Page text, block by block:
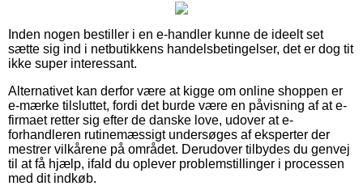
Inden nogen bestiller i en e-handler kunne de ideelt set
sætte sig ind i netbutikkens handelsbetingelser, det er dog tit
ikke super interessant.
Alternativet kan derfor være at kigge om online shoppen er
e-mærke tilsluttet, fordi det burde være en påvisning af at e-
firmaet retter sig efter de danske love, udover at e-
forhandleren rutinemæssigt undersøges af eksperter der
mestrer vilkårene på området. Derudover tilbydes du genvej
til at få hjælp, ifald du oplever problemstillinger i processen
med dit indkøb.